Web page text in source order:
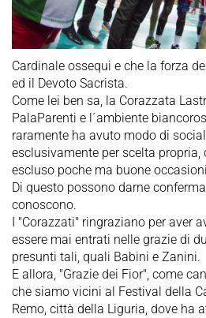
Cardinale ossequi e che la forza
ed il Devoto Sacrista.
Come lei ben sa, la Corazzata
PalaParenti e l´ambiente
raramente ha avuto modo di
esclusivamente per scelta propria,
escluso poche ma buone
Di questo possono darne
conoscono.
I "Corazzati" ringraziano per aver
essere mai entrati nelle grazie di
presunti tali, quali Babini e Zanini.
E allora, "Grazie dei Fior", come
che siamo vicini al Festival della
Remo, città della Liguria, dove ha